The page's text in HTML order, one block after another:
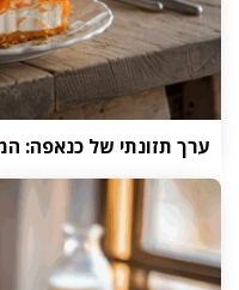
ערך תזונתי של כנאפה: